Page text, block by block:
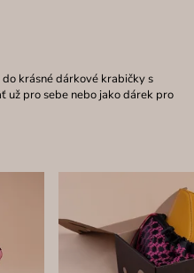
krásné dárkové krabičky s
už pro sebe nebo jako dárek pro